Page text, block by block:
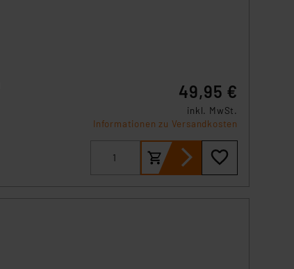
49,95 €
inkl. MwSt.
Informationen zu Versandkosten